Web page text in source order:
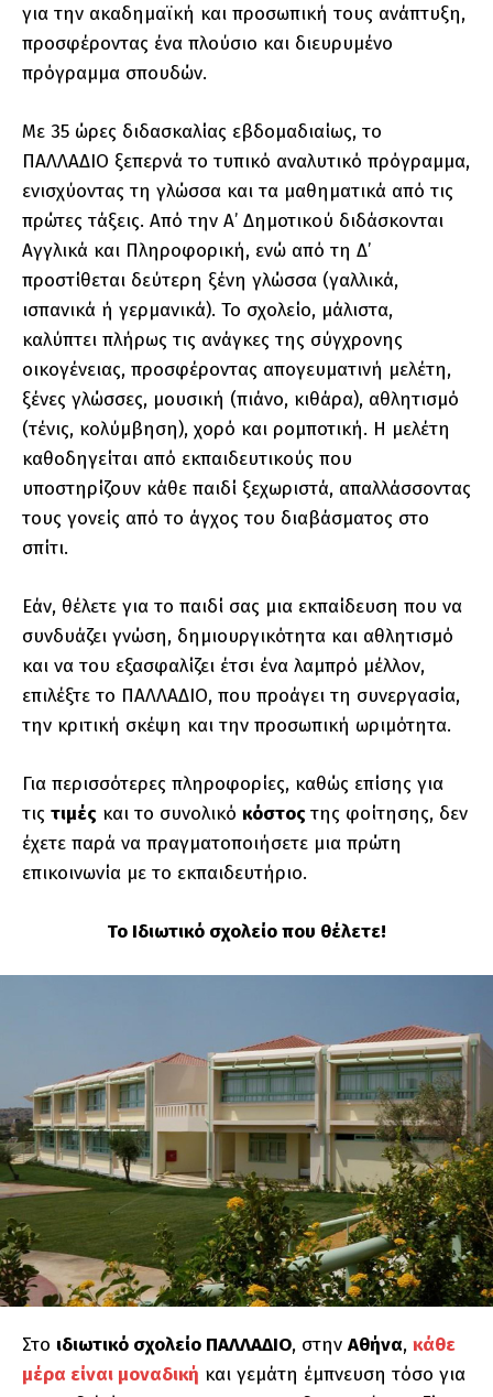
για την ακαδημαϊκή και προσωπική τους ανάπτυξη,
προσφέροντας ένα πλούσιο και διευρυμένο
πρόγραμμα σπουδών.
Με 35 ώρες διδασκαλίας εβδομαδιαίως, το
ΠΑΛΛΑΔΙΟ ξεπερνά το τυπικό αναλυτικό πρόγραμμα,
ενισχύοντας τη γλώσσα και τα μαθηματικά από τις
πρώτες τάξεις. Από την Α’ Δημοτικού διδάσκονται
Αγγλικά και Πληροφορική, ενώ από τη Δ’
προστίθεται δεύτερη ξένη γλώσσα (γαλλικά,
ισπανικά ή γερμανικά). Το σχολείο, μάλιστα,
καλύπτει πλήρως τις ανάγκες της σύγχρονης
οικογένειας, προσφέροντας απογευματινή μελέτη,
ξένες γλώσσες, μουσική (πιάνο, κιθάρα), αθλητισμό
(τένις, κολύμβηση), χορό και ρομποτική. Η μελέτη
καθοδηγείται από εκπαιδευτικούς που
υποστηρίζουν κάθε παιδί ξεχωριστά, απαλλάσσοντας
τους γονείς από το άγχος του διαβάσματος στο
σπίτι.
Εάν, θέλετε για το παιδί σας μια εκπαίδευση που να
συνδυάζει γνώση, δημιουργικότητα και αθλητισμό
και να του εξασφαλίζει έτσι ένα λαμπρό μέλλον,
επιλέξτε το ΠΑΛΛΑΔΙΟ, που προάγει τη συνεργασία,
την κριτική σκέψη και την προσωπική ωριμότητα.
Για περισσότερες πληροφορίες, καθώς επίσης για
τις τιμές και το συνολικό κόστοςτης φοίτησης, δεν
έχετε παρά να πραγματοποιήσετε μια πρώτη
επικοινωνία με το εκπαιδευτήριο.
Το Ιδιωτικό σχολείο που θέλετε!
Στο ιδιωτικό σχολείο ΠΑΛΛΑΔΙΟ, στην Αθήνα, κάθε
μέρα είναι μοναδική και γεμάτη έμπνευση τόσο για